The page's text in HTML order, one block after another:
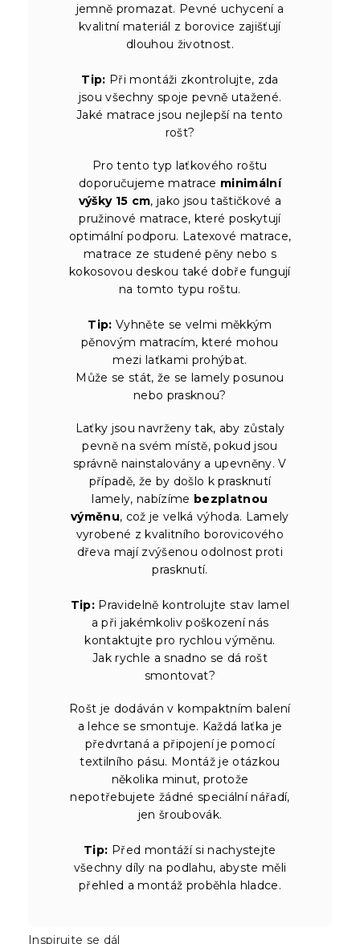
jemně promazat. Pevné uchycení a
kvalitní materiál z borovice zajišťují
dlouhou životnost.
Tip: Při montáži zkontrolujte, zda
jsou všechny spoje pevně utažené.
Jaké matrace jsou nejlepší na tento
rošt?
Pro tento typ laťkového roštu
doporučujeme matrace minimální
výšky 15 cm, jako jsou taštičkové a
pružinové matrace, které poskytují
optimální podporu. Latexové matrace,
matrace ze studené pěny nebo s
kokosovou deskou také dobře fungují
na tomto typu roštu.
Tip: Vyhněte se velmi měkkým
pěnovým matracím, které mohou
mezi laťkami prohýbat.
Může se stát, že se lamely posunou
nebo prasknou?
Laťky jsou navrženy tak, aby zůstaly
pevně na svém místě, pokud jsou
správně nainstalovány a upevněny. V
případě, že by došlo k prasknutí
lamely, nabízíme bezplatnou
výměnu, což je velká výhoda. Lamely
vyrobené z kvalitního borovicového
dřeva mají zvýšenou odolnost proti
prasknutí.
Tip: Pravidelně kontrolujte stav lamel
a při jakémkoliv poškození nás
kontaktujte pro rychlou výměnu.
Jak rychle a snadno se dá rošt
smontovat?
Rošt je dodáván v kompaktním balení
a lehce se smontuje. Každá laťka je
předvrtaná a připojení je pomocí
textilního pásu. Montáž je otázkou
několika minut, protože
nepotřebujete žádné speciální nářadí,
jen šroubovák.
Tip: Před montáží si nachystejte
všechny díly na podlahu, abyste měli
přehled a montáž proběhla hladce.
Inspirujte se dál